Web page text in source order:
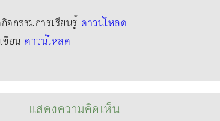
จกรรมการเรียนรู้ ดาวน์โหลด
ยน ดาวน์โหลด
แสดงความคิดเห็น